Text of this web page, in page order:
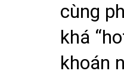
cùng
khá
khoán